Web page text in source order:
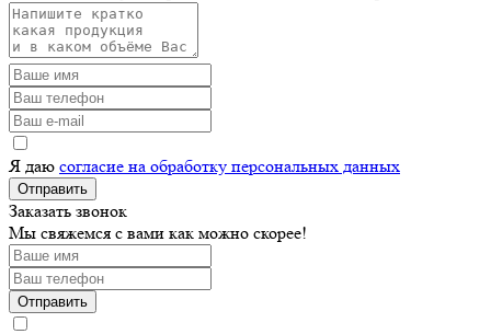
Я даю согласие на обработку персональных данных
Отправить
Заказать звонок
Мы свяжемся с вами как можно скорее!
Отправить